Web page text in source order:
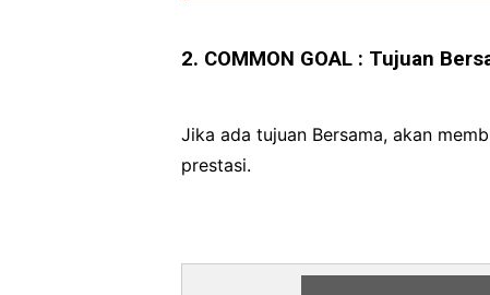
2. COMMON GOAL : Tujuan
Jika ada tujuan Bersama, akan
prestasi.